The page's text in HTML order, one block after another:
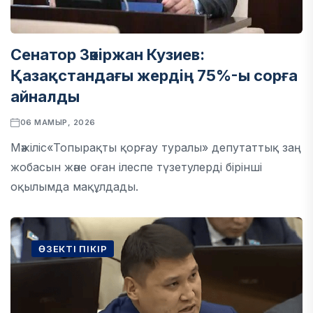
Сенатор Зәкіржан Кузиев:
Қазақстандағы жердің 75%-ы сорға
айналды
06 МАМЫР, 2026
Мәжіліс«Топырақты қорғау туралы» депутаттық заң
жобасын және оған ілеспе түзетулерді бірінші
оқылымда мақұлдады.
ӨЗЕКТІ ПІКІР